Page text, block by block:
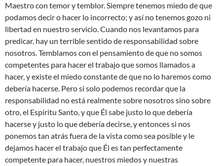
Maestro con temor y temblor. Siempre tenemos miedo de que
podamos decir o hacer lo incorrecto; y así no tenemos gozo ni
libertad en nuestro servicio. Cuando nos levantamos para
predicar, hay un terrible sentido de responsabilidad sobre
nosotros. Temblamos con el pensamiento de que no somos
competentes para hacer el trabajo que somos llamados a
hacer, y existe el miedo constante de que no lo haremos como
debería hacerse. Pero si solo podemos recordar que la
responsabilidad no está realmente sobre nosotros sino sobre
otro, el Espíritu Santo, y que Él sabe justo lo que debería
hacerse y justo lo que debería decirse, y entonces si nos
ponemos tan atrás fuera de la vista como sea posible y le
dejamos hacer el trabajo que Él es tan perfectamente
competente para hacer, nuestros miedos y nuestras